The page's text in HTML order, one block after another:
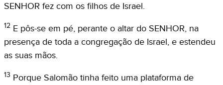
SENHOR fez com os filhos de Israel.
12 E pôs-se em pé, perante o altar do SENHOR, na
presença de toda a congregação de Israel, e estendeu
as suas mãos.
13 Porque Salomão tinha feito uma plataforma de